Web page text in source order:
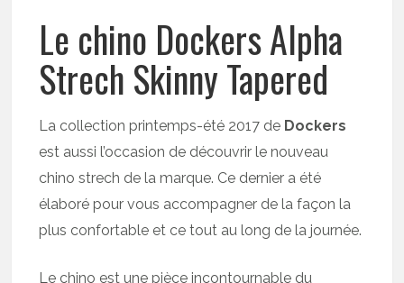
Le chino Dockers Alpha
Strech Skinny Tapered
La collection printemps-été 2017 de Dockers
est aussi l’occasion de découvrir le nouveau
chino strech de la marque. Ce dernier a été
élaboré pour vous accompagner de la façon la
plus confortable et ce tout au long de la journée.
Le chino est une pièce incontournable du